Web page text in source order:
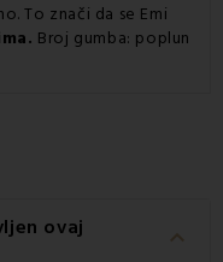
To znači da se Emi
Broj gumba: poplun
ovaj keyboard_arrow_down